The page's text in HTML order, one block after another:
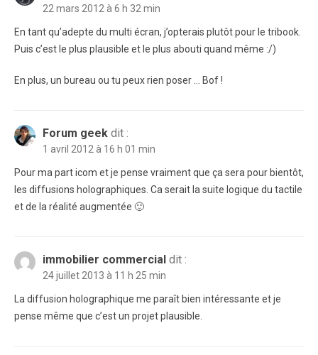
22 mars 2012 à 6 h 32 min
En tant qu’adepte du multi écran, j’opterais plutôt pour le tribook.
Puis c’est le plus plausible et le plus abouti quand même :/)
En plus, un bureau ou tu peux rien poser … Bof !
Forum geek dit :
1 avril 2012 à 16 h 01 min
Pour ma part icom et je pense vraiment que ça sera pour bientôt,
les diffusions holographiques. Ca serait la suite logique du tactile
et de la réalité augmentée 🙂
immobilier commercial dit :
24 juillet 2013 à 11 h 25 min
La diffusion holographique me paraît bien intéressante et je
pense même que c’est un projet plausible.